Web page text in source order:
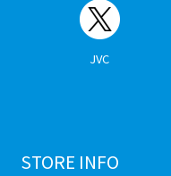
JVC
STORE INFO